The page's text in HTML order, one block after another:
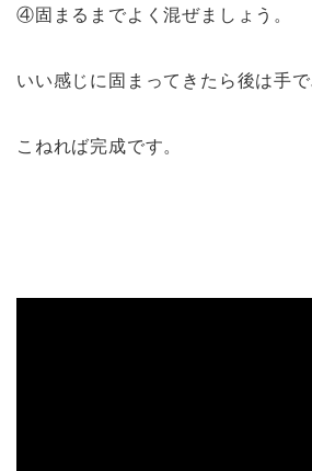
④固まるまでよく混ぜましょう。
いい感じに固まってきたら後は手
こねれば完成です。